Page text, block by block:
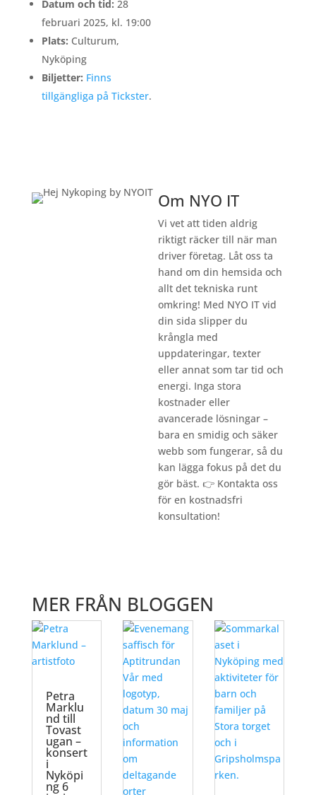
Datum och tid: 28
februari 2025, kl. 19:00
Plats: Culturum,
Nyköping
Biljetter: Finns
tillgängliga på Tickster.
Om NYO IT
Vi vet att tiden aldrig
riktigt räcker till när man
driver företag. Låt oss ta
hand om din hemsida och
allt det tekniska runt
omkring! Med NYO IT vid
din sida slipper du
krångla med
uppdateringar, texter
eller annat som tar tid och
energi. Inga stora
kostnader eller
avancerade lösningar –
bara en smidig och säker
webb som fungerar, så du
kan lägga fokus på det du
gör bäst. 👉 Kontakta oss
för en kostnadsfri
konsultation!
MER FRÅN BLOGGEN
Petra
Marklu
nd till
Tovast
ugan –
konsert
i
Nyköpi
ng 6